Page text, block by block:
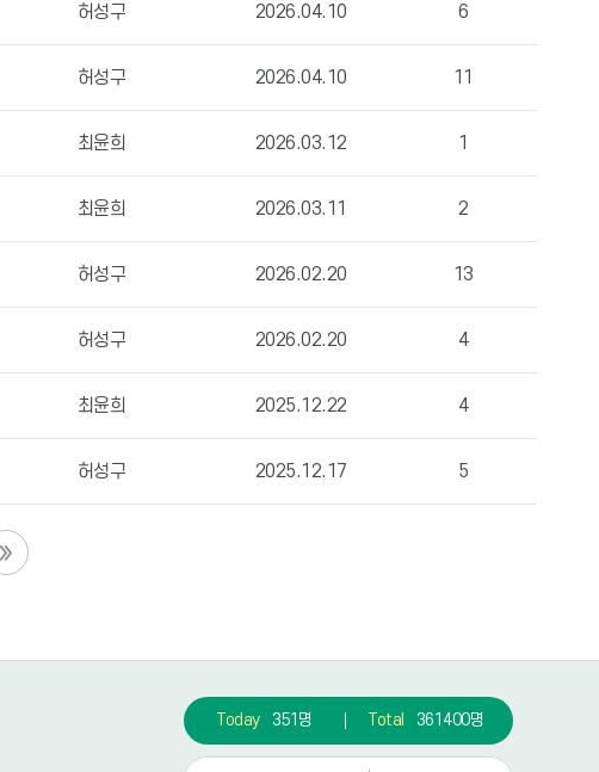
허성구 2026.04.10 6
허성구 2026.04.10 11
최윤희 2026.03.12 1
최윤희 2026.03.11 2
허성구 2026.02.20 13
허성구 2026.02.20 4
최윤희 2025.12.22 4
허성구 2025.12.17 5
Today 351명 Total 361400명